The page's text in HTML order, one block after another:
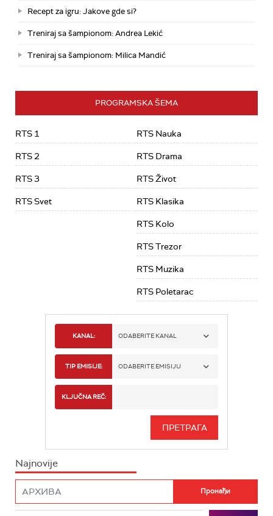
Recept za igru: Jakove gde si?
Treniraj sa šampionom: Andrea Lekić
Treniraj sa šampionom: Milica Mandić
PROGRAMSKA ŠEMA
RTS 1
RTS 2
RTS 3
RTS Svet
RTS Nauka
RTS Drama
RTS Život
RTS Klasika
RTS Kolo
RTS Trezor
RTS Muzika
RTS Poletarac
KANAL: ODABERITE KANAL
RTS 1
RTS 3
TIP EMISIJE: ODABERITE EMISIJU
INFO
KLJUČNA REČ:
Najnovije